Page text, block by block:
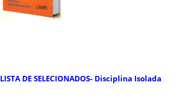
LISTA DE SELECIONADOS- Disciplina Isolada